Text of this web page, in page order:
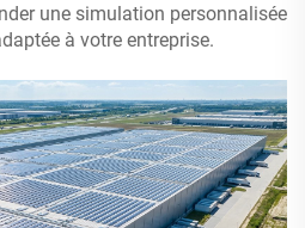
une simulation personnalisée
à votre entreprise.